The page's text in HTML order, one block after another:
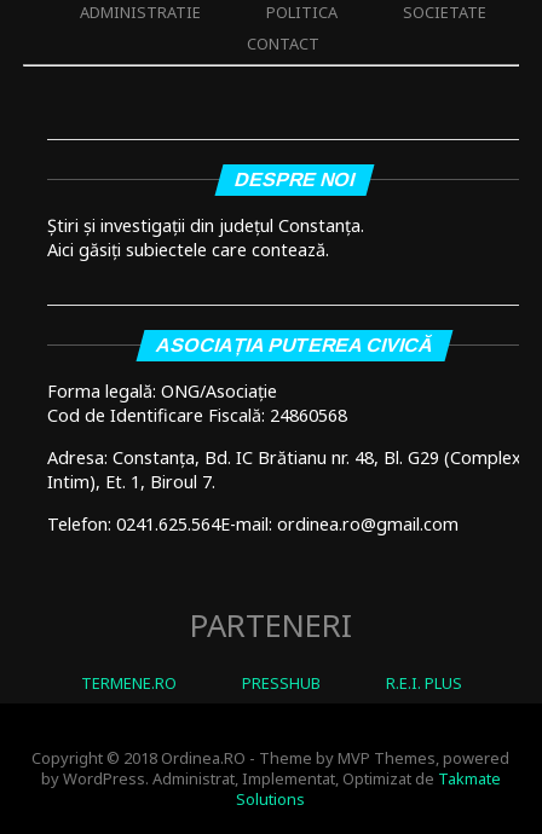
ADMINISTRATIE
POLITICA
SOCIETATE
CONTACT
DESPRE NOI
Știri și investigații din județul Constanța.
Aici găsiți subiectele care contează.
ASOCIAȚIA PUTEREA CIVICĂ
Forma legală: ONG/Asociație
Cod de Identificare Fiscală: 24860568
Adresa: Constanța, Bd. IC Brătianu nr. 48, Bl. G29 (Complex
Intim), Et. 1, Biroul 7.
Telefon: 0241.625.564E-mail: ordinea.ro@gmail.com
PARTENERI
TERMENE.RO PRESSHUB R.E.I. PLUS
Copyright © 2018 Ordinea.RO - Theme by MVP Themes, powered
by WordPress. Administrat, Implementat, Optimizat de Takmate
Solutions